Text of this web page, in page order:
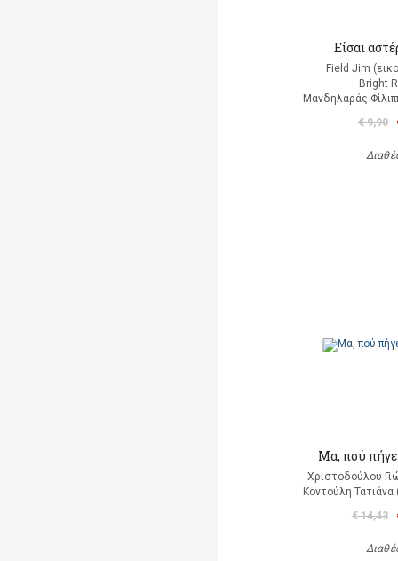
Είσαι
Field Jim
Bright
Μανδηλαράς
€ 9,90
Μα, πού πήγε
Χριστοδούλου
Κοντούλη
€ 14,43